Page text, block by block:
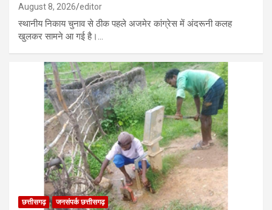
August 8, 2026 editor
स्थानीय निकाय चुनाव से ठीक पहले अजमेर कांग्रेस में अंदरूनी कलह
खुलकर सामने आ गई है।…
छत्तीसगढ़ जनसंपर्क छत्तीसगढ़